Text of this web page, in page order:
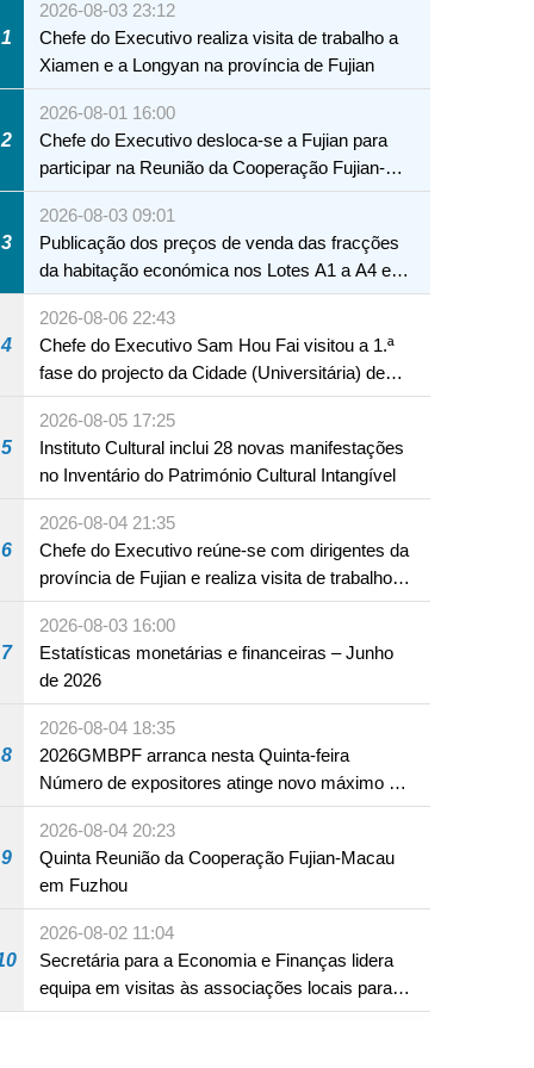
1
2026-08-03 23:12
Chefe do Executivo realiza visita de trabalho a
Xiamen e a Longyan na província de Fujian
2
2026-08-01 16:00
Chefe do Executivo desloca-se a Fujian para
participar na Reunião da Cooperação Fujian-
Macau
3
2026-08-03 09:01
Publicação dos preços de venda das fracções
da habitação económica nos Lotes A1 a A4 e
A12 da Zona A dos Novos Aterros
4
2026-08-06 22:43
Chefe do Executivo Sam Hou Fai visitou a 1.ª
fase do projecto da Cidade (Universitária) de
Educação Internacional de Macau e Hengqin
5
2026-08-05 17:25
Instituto Cultural inclui 28 novas manifestações
no Inventário do Património Cultural Intangível
6
2026-08-04 21:35
Chefe do Executivo reúne-se com dirigentes da
província de Fujian e realiza visita de trabalho
em Fuzhou
7
2026-08-03 16:00
Estatísticas monetárias e financeiras – Junho
de 2026
8
2026-08-04 18:35
2026GMBPF arranca nesta Quinta-feira
Número de expositores atinge novo máximo em
18 anos
9
2026-08-04 20:23
Quinta Reunião da Cooperação Fujian-Macau
em Fuzhou
2026-08-02 11:04
Secretária para a Economia e Finanças lidera
equipa em visitas às associações locais para
consolidar consensos e promover os trabalhos